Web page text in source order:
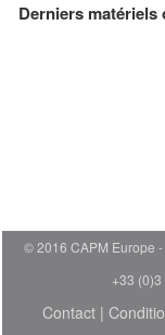
Derniers matériels
© 2016 CAPM Europe
+33
Contact |